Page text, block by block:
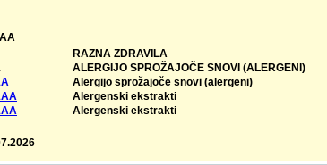
RAZNA ZDRAVILA
ALERGIJO SPROŽAJOČE SNOVI (ALERGENI)
Alergijo sprožajoče snovi (alergeni)
Alergenski ekstrakti
Alergenski ekstrakti